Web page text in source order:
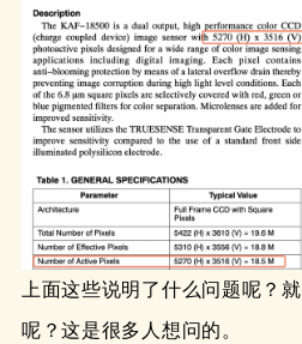
上面这些说明了什么问题呢？
呢？这是很多人想问的。